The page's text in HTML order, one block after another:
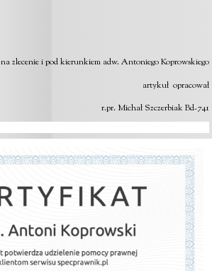
na zlecenie i pod kierunkiem adw. Antoniego Koprowskiego
artykuł opracował
r.pr. Michał Szczerbiak Bd-741